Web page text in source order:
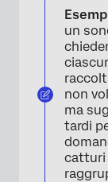
un
non
ma
tardi
catturi